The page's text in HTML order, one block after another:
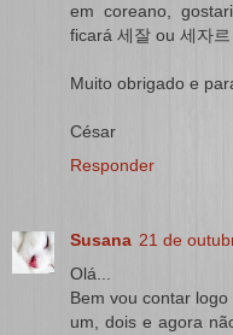
em coreano,
ficará 세잘 ou 세자르
Muito obrigado e
César
Responder
Susana 21 de
Olá...
Bem vou contar
um, dois e agora